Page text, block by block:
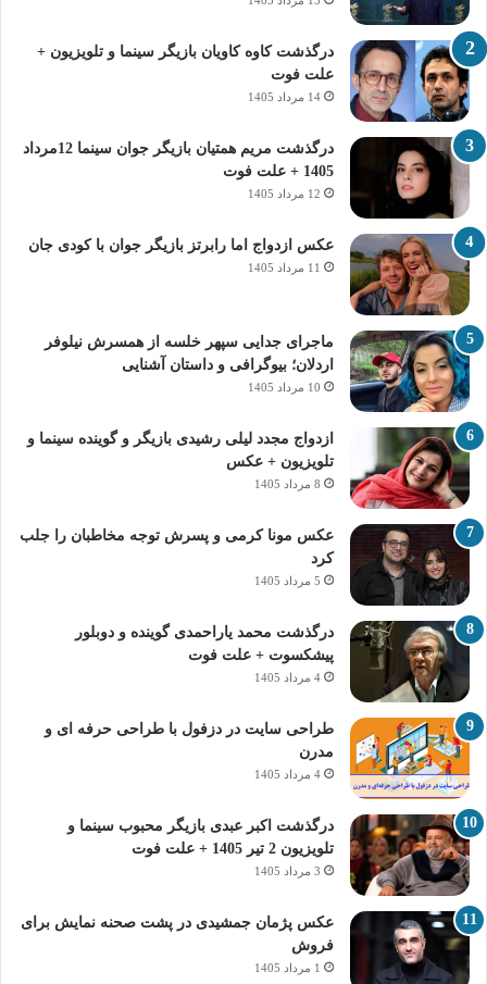
درگذشت کاوه کاویان بازیگر سینما و تلویزیون +
علت فوت
14 مرداد 1405
درگذشت مریم همتیان بازیگر جوان سینما 12مرداد
1405 + علت فوت
12 مرداد 1405
عکس ازدواج اما رابرتز بازیگر جوان با کودی جان
11 مرداد 1405
ماجرای جدایی سپهر خلسه از همسرش نیلوفر
اردلان؛ بیوگرافی و داستان آشنایی
10 مرداد 1405
ازدواج مجدد لیلی رشیدی بازیگر و گوینده سینما و
تلویزیون + عکس
8 مرداد 1405
عکس مونا کرمی و پسرش توجه مخاطبان را جلب
کرد
5 مرداد 1405
درگذشت محمد یاراحمدی گوینده و دوبلور
پیشکسوت + علت فوت
4 مرداد 1405
طراحی سایت در دزفول با طراحی حرفه‌ ای و
مدرن
4 مرداد 1405
درگذشت اکبر عبدی بازیگر محبوب سینما و
تلویزیون 2 تیر 1405 + علت فوت
3 مرداد 1405
عکس پژمان جمشیدی در پشت صحنه نمایش برای
فروش
1 مرداد 1405